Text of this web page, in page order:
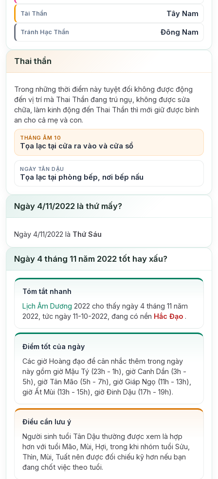
Tài Thần Tây Nam
Tránh Hạc Thần Đông Nam
Thai thần
Trong những thời điểm này tuyệt đối không được động
đến vị trí mà Thai Thần đang trú ngụ, không được sửa
chữa, làm kinh động đến Thai Thần thì mới giữ được bình
an cho cả mẹ và con.
THÁNG ÂM 10
Tọa lạc tại cửa ra vào và cửa sổ
NGÀY TÂN DẬU
Tọa lạc tại phòng bếp, nơi bếp nấu
Ngày 4/11/2022 là thứ mấy?
Ngày 4/11/2022 là Thứ Sáu
Ngày 4 tháng 11 năm 2022 tốt hay xấu?
Tóm tắt nhanh
Lịch Âm Dương 2022 cho thấy ngày 4 tháng 11 năm
2022, tức ngày 11-10-2022, đang có nền Hắc Đạo .
Điểm tốt của ngày
Các giờ Hoàng đạo để cân nhắc thêm trong ngày
này gồm giờ Mậu Tý (23h - 1h), giờ Canh Dần (3h -
5h), giờ Tân Mão (5h - 7h), giờ Giáp Ngọ (11h - 13h),
giờ Ất Mùi (13h - 15h), giờ Đinh Dậu (17h - 19h).
Điều cần lưu ý
Người sinh tuổi Tân Dậu thường được xem là hợp
hơn với tuổi Mão, Mùi, Hợi, trong khi nhóm tuổi Sửu,
Thìn, Mùi, Tuất nên được đối chiếu kỹ hơn nếu bạn
đang chốt việc theo tuổi.